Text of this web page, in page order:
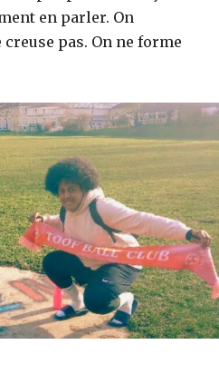
en parler. On
creuse pas. On ne forme